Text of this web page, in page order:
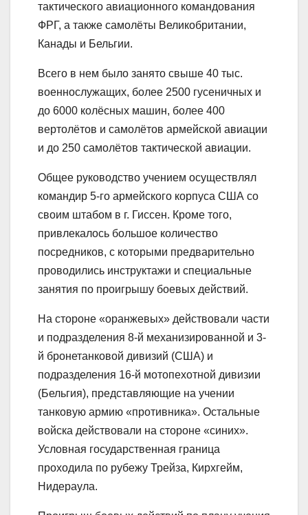
тактического авиационного командования
ФРГ, а также самолёты Великобритании,
Канады и Бельгии.
Всего в нем было занято свыше 40 тыс.
военнослужащих, более 2500 гусеничных и
до 6000 колёсных машин, более 400
вертолётов и самолётов армейской авиации
и до 250 самолётов тактической авиации.
Общее руководство учением осуществлял
командир 5-го армейского корпуса США со
своим штабом в г. Гиссен. Кроме того,
привлекалось большое количество
посредников, с которыми предварительно
проводились инструктажи и специальные
занятия по проигрышу боевых действий.
На стороне «оранжевых» действовали части
и подразделения 8-й механизированной и 3-
й бронетанковой дивизий (США) и
подразделения 16-й мотопехотной дивизии
(Бельгия), представляющие на учении
танковую армию «противника». Остальные
войска действовали на стороне «синих».
Условная государственная граница
проходила по рубежу Трейза, Кирхгейм,
Нидераула.